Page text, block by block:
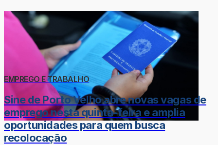
EMPREGO E TRABALHO
Sine de Porto Velho abre novas vagas de
emprego nesta quinta-feira e amplia
oportunidades para quem busca
recolocação